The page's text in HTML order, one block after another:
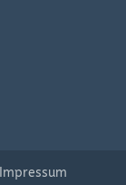
Impressum